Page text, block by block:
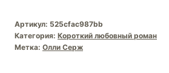
Артикул: 525cfac987bb
Категория: Короткий любовный роман
Метка: Олли Серж